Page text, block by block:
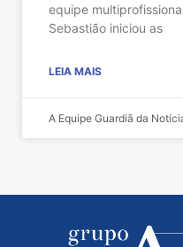
equipe
Sebastião iniciou as
LEIA MAIS
A Equipe Guardiã da